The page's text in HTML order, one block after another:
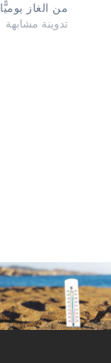
من الغاز يوميًّا
تدوينة مشابهة